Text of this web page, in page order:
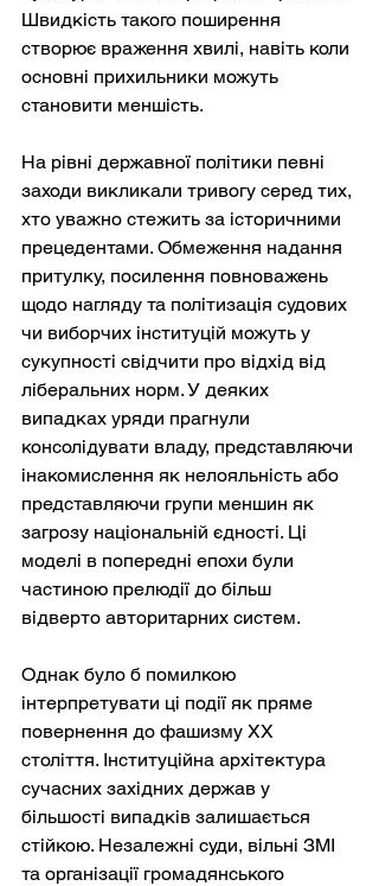
Швидкість такого поширення
створює враження хвилі, навіть коли
основні прихильники можуть
становити меншість.
На рівні державної політики певні
заходи викликали тривогу серед тих,
хто уважно стежить за історичними
прецедентами. Обмеження надання
притулку, посилення повноважень
щодо нагляду та політизація судових
чи виборчих інституцій можуть у
сукупності свідчити про відхід від
ліберальних норм. У деяких
випадках уряди прагнули
консолідувати владу, представляючи
інакомислення як нелояльність або
представляючи групи меншин як
загрозу національній єдності. Ці
моделі в попередні епохи були
частиною прелюдії до більш
відверто авторитарних систем.
Однак було б помилкою
інтерпретувати ці події як пряме
повернення до фашизму ХХ
століття. Інституційна архітектура
сучасних західних держав у
більшості випадків залишається
стійкою. Незалежні суди, вільні ЗМІ
та організації громадянського